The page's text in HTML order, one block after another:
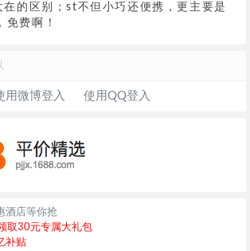
的区别；st不但小巧还便携，更主要是
免费啊！
用微博登入 使用QQ登入
酒店等你抢
取30元专属大礼包
补贴